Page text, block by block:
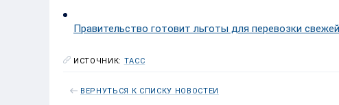
Правительство готовит льготы для перевозки
ИСТОЧНИК: ТАСС
ВЕРНУТЬСЯ К СПИСКУ НОВОСТЕЙ